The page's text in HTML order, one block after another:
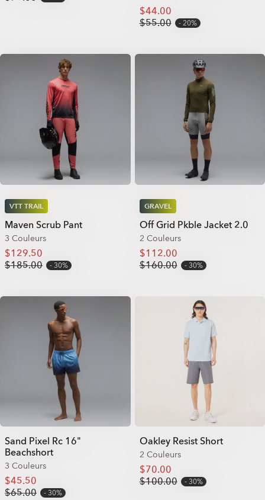
$44.00
$55.00
20%
VTT TRAIL
Maven Scrub Pant
3 Couleurs
$129.50
$185.00
30%
GRAVEL
Off Grid Pkble Jacket 2.0
2 Couleurs
$112.00
$160.00
30%
Sand Pixel Rc 16"
Beachshort
3 Couleurs
$45.50
$65.00
30%
Oakley Resist Short
2 Couleurs
$70.00
$100.00
30%